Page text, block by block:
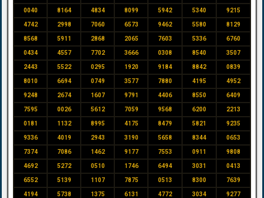
0040 8164 4834 8099 5942 5340 9215
4742 2998 7060 6573 9462 5580 8129
8568 5911 2868 2065 7603 5336 6760
0434 4557 7702 3666 0308 8540 3507
2443 5522 0295 1920 9184 8842 0839
8010 6694 0749 3577 7880 4195 4952
9248 2674 1607 9791 4406 8550 6409
7595 0026 5612 7059 9568 6200 2213
0181 1132 8995 4175 8479 5821 9235
9336 4019 2943 3190 5658 8344 0653
7374 7086 1462 9177 7553 0911 9808
4692 5272 0510 1746 6494 3031 0413
6552 5139 1107 7875 0513 8300 7639
4194 5738 1375 6131 4772 3034 9277